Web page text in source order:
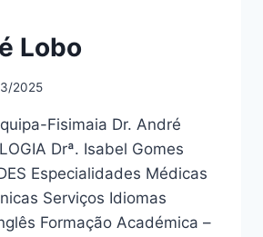
Lobo
2025
Fisimaia Dr. André
Drª. Isabel Gomes
Especialidades Médicas
Serviços Idiomas
Formação Académica –